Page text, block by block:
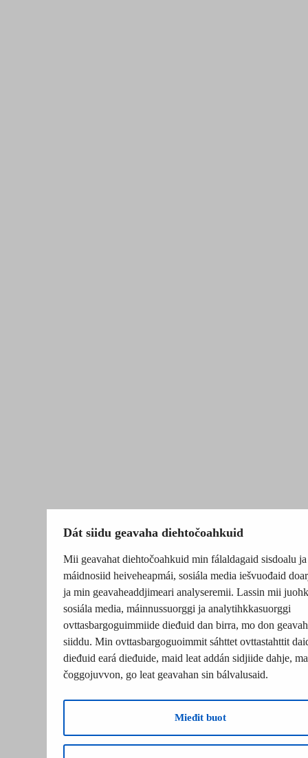
Dát siidu geavaha diehtočoahkuid
Mii geavahat diehtočoahkuid min fálaldagaid sisdoalu ja
máidnosiid heiveheapmái, sosiála media iešvuođaid
ja min geavaheaddjimeari analyseremii. Lassin mii
sosiála media, máinnussuorggi ja analytihkkasuorggi
ovttasbargoguimmiide dieđuid dan birra, mo don
siiddu. Min ovttasbargoguoimmit sáhttet ovttastahttit
dieđuid eará dieđuide, maid leat addán sidjiide dahje,
čoggojuvvon, go leat geavahan sin bálvalusaid.
Mieđit buot